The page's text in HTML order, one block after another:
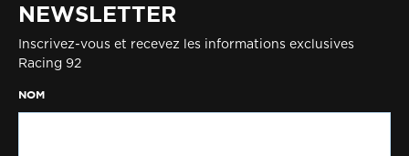
NEWSLETTER
Inscrivez-vous et recevez les informations exclusives
Racing 92
NOM